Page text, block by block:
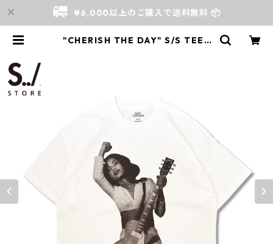
¥6,000以上のご購入で送料無料 📦
"CHERISH THE DAY" S/S TEE |